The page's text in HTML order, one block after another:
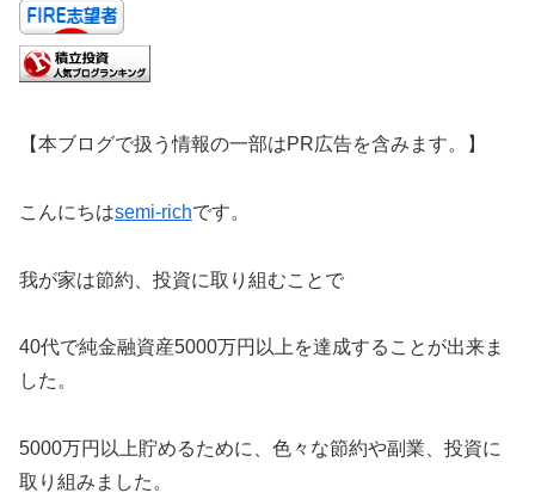
【本ブログで扱う情報の一部はPR広告を含みます。】
こんにちはsemi-richです。
我が家は節約、投資に取り組むことで
40代で純金融資産5000万円以上を達成することが出来ま
した。
5000万円以上貯めるために、色々な節約や副業、投資に
取り組みました。